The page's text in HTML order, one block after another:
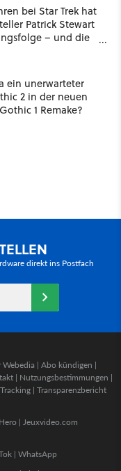
bei Star Trek hat
Patrick Stewart
– und die
ein unerwarteter
2 in der neuen
1 Remake?
direkt ins Postfach
Webedia | Abo kündigen |
| Nutzungsbestimmungen |
| Transparenzbericht
| Jeuxvideo.com
| WhatsApp